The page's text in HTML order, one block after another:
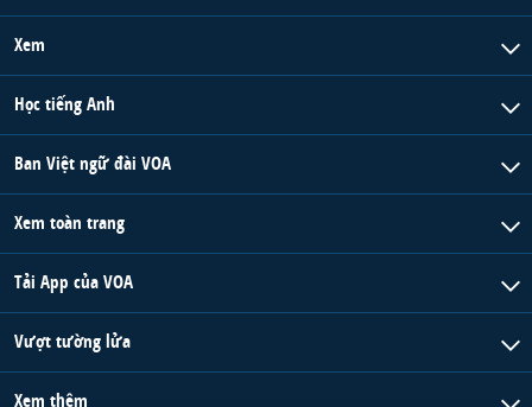
Xem
Học tiếng Anh
Ban Việt ngữ đài VOA
Xem toàn trang
Tải App của VOA
Vượt tường lửa
Xem thêm